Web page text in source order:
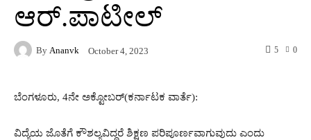
ಆರ್.ಪಾಟೀಲ್
By Ananvk October 4, 2023 0
5
ಬೆಂಗಳೂರು, 4ನೇ ಅಕ್ಟೋಬರ್(ಕರ್ನಾಟಕ ವಾರ್ತೆ):
ವಿದ್ಯೆಯ ಜೊತೆಗೆ ಕೌಶಲ್ಯವಿದ್ದರೆ ಶಿಕ್ಷಣ ಪರಿಪೂರ್ಣವಾಗುವುದು ಎಂದು